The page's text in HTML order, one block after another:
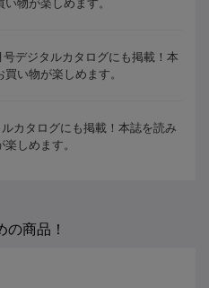
物が楽しめます。
デジタルカタログにも掲載！本
い物が楽しめます。
カタログにも掲載！本誌を読み
しめます。
の商品！